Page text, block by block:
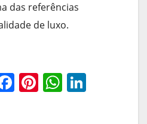
das referências
de luxo.
F Pi W